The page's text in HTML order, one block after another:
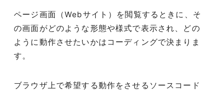
ページ画面（Webサイト）を閲覧するときに、そ
の画面がどのような形態や様式で表示され、どの
ように動作させたいかはコーディングで決まりま
す。
ブラウザ上で希望する動作をさせるソースコード